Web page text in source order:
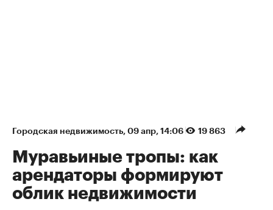
Городская недвижимость 09 апр, 14:06 19 863
Муравьиные тропы: как
арендаторы формируют
облик недвижимости